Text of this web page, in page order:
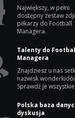
Największy, w pełni
dostępny zestaw
piłkarzy do Football
Managera.
Talenty do
Managera
Znajdziesz u nas
nazwisk
Sprawdź je
Polska baza
dyskusja